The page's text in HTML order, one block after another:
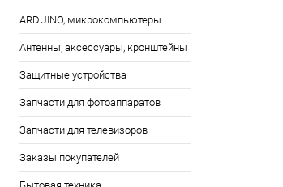
ARDUINO, микрокомпьютеры
Антенны, аксессуары, кронштейны
Защитные устройства
Запчасти для фотоаппаратов
Запчасти для телевизоров
Заказы покупателей